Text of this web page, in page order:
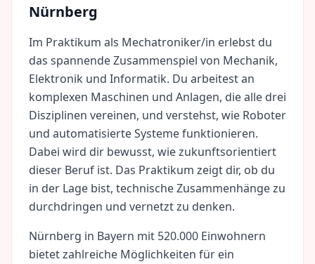
Nürnberg
Im Praktikum als Mechatroniker/in erlebst du
das spannende Zusammenspiel von Mechanik,
Elektronik und Informatik. Du arbeitest an
komplexen Maschinen und Anlagen, die alle drei
Disziplinen vereinen, und verstehst, wie Roboter
und automatisierte Systeme funktionieren.
Dabei wird dir bewusst, wie zukunftsorientiert
dieser Beruf ist. Das Praktikum zeigt dir, ob du
in der Lage bist, technische Zusammenhänge zu
durchdringen und vernetzt zu denken.
Nürnberg in Bayern mit 520.000 Einwohnern
bietet zahlreiche Möglichkeiten für ein